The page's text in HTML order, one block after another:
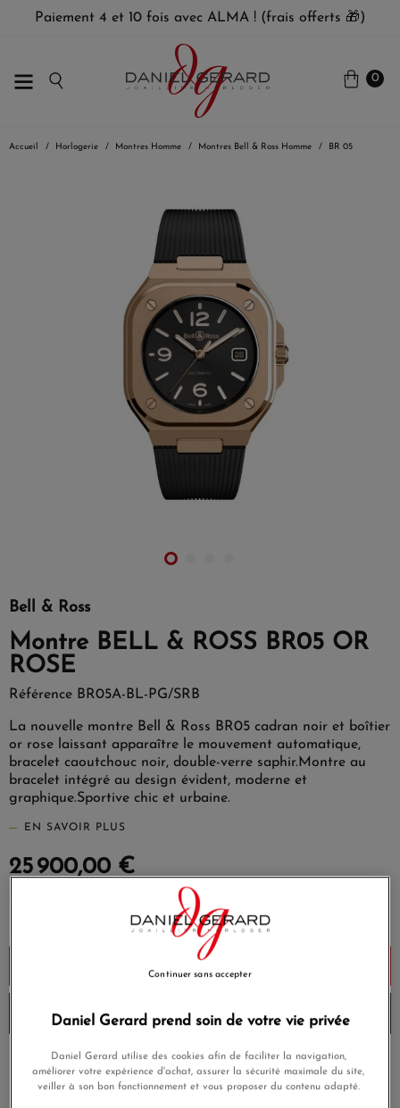
Paiement 4 et 10 fois avec ALMA ! (frais offerts 🎁)
0
Accueil Horlogerie Montres Homme Montres Bell & Ross Homme BR 05
Bell & Ross
Montre BELL & ROSS BR05 OR
ROSE
Référence BR05A-BL-PG/SRB
La nouvelle montre Bell & Ross BR05 cadran noir et boîtier
or rose laissant apparaître le mouvement automatique,
bracelet caoutchouc noir, double-verre saphir.Montre au
bracelet intégré au design évident, moderne et
graphique.Sportive chic et urbaine.
EN SAVOIR PLUS
25 900,00 €
Ajouter au panier
Envoi sous 6 à 8 jours
Livraison gratuite
Payez en 4x ou 10x
sans frais
Daniel Gerard prend soin de votre vie privée
Daniel Gerard utilise des cookies afin de faciliter la navigation,
améliorer votre expérience d'achat, assurer la sécurité maximale du site,
veiller à son bon fonctionnement et vous proposer du contenu adapté.
Continuer sans accepter